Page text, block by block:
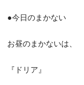
●今日のまかない
お昼のまかないは、
『ドリア』